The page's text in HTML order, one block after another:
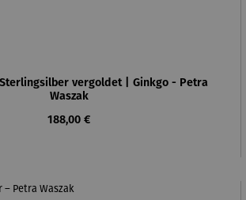
vergoldet | Ginkgo - Petra
Waszak
Regulärer Preis:
188,00 €